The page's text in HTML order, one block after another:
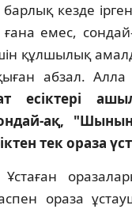
кезде
емес,
құлшылық
абзал.
есiктерi
ақ,
тек ораза
ораза